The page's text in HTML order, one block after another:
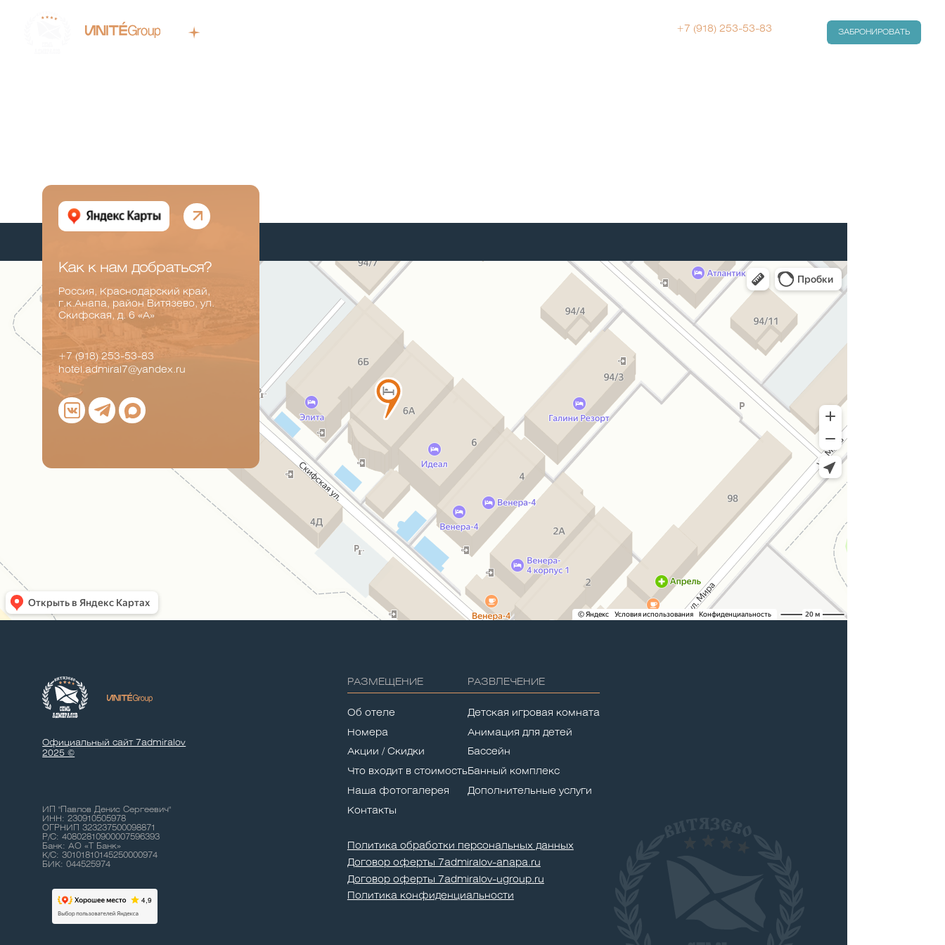
+7 (918) 253-53-83 ЗАБРОНИРОВАТЬ
Как к нам добраться?
Россия, Краснодарский край,
г.к.Анапа, район Витязево, ул.
Скифская, д. 6 «А»
+7 (918) 253-53-83
hotel.admiral7@yandex.ru
Официальный сайт 7admiralov
2025 ©
ИП "Павлов Денис Сергеевич"
ИНН: 230910505978
ОГРНИП 323237500098871
Р/С: 40802810900007596393
Банк: АО «Т Банк»
К/С: 30101810145250000974
БИК: 044525974
РАЗМЕЩЕНИЕ
Об отеле
Номера
Акции / Скидки
Что входит в стоимость
Наша фотогалерея
Контакты
РАЗВЛЕЧЕНИЕ
Детская игровая комната
Анимация для детей
Бассейн
Банный комплекс
Дополнительные услуги
Политика обработки персональных данных
Договор оферты 7admiralov-anapa.ru
Договор оферты 7admiralov-ugroup.ru
Политика конфиденциальности